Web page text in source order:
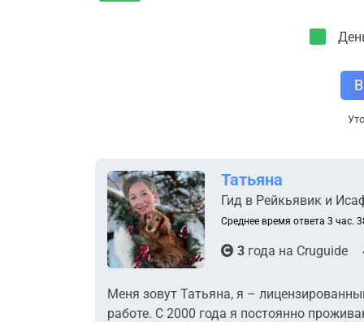
Татьяна
Гид в Рейкьявик и
Среднее время ответа 3 час.
3 года на Cruguide
Меня зовут Татьяна, я –
работе. С 2000 года я постоянно